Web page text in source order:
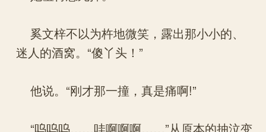
奚文梓不以为杵地微笑，露出那小小的、
迷人的酒窝。“傻丫头！”
他说。“刚才那一撞，真是痛啊!”
“呜呜呜……哇啊啊啊……”从原本的抽泣变